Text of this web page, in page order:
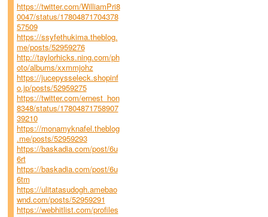
https://twitter.com/WilliamPri8
0047/status/17804871704378
57509
https://ssyfethukima.theblog.
me/posts/52959276
http://taylorhicks.ning.com/ph
oto/albums/xxmmjohz
https://jucepysseleck.shopinf
o.jp/posts/52959275
https://twitter.com/ernest_hon
8348/status/17804871758907
39210
https://monamyknafel.theblog
.me/posts/52959293
https://baskadia.com/post/6u
6rt
https://baskadia.com/post/6u
6tm
https://ulitatasudogh.amebao
wnd.com/posts/52959291
https://webhitlist.com/profiles